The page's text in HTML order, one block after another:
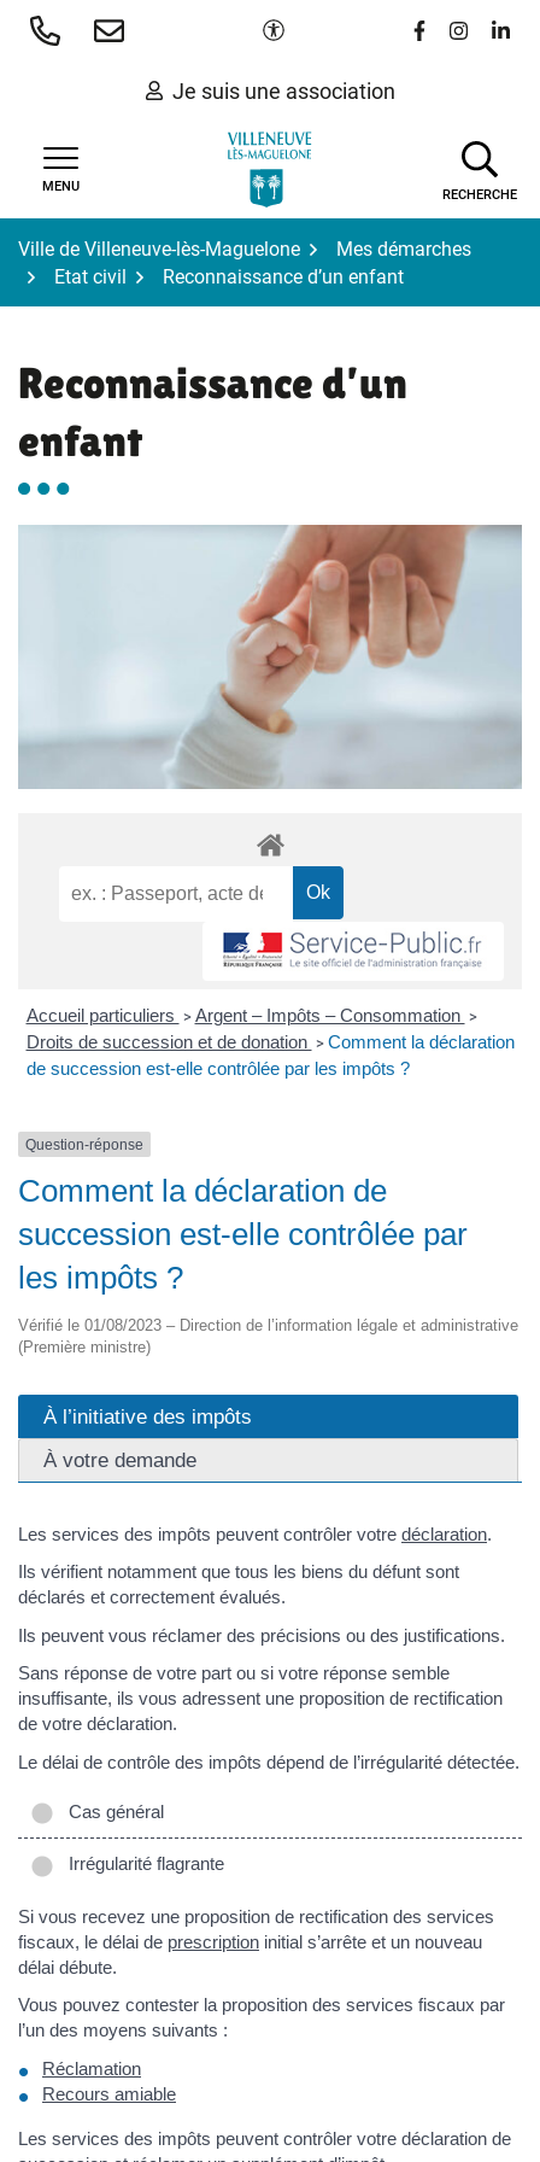
Aller
Paramètres d'accessibilité
Lien vers le
Lien vers
Lien
Je suis une association
MENU
RECHERCHE
Ville de Villeneuve-lès-Maguelone
Mes démarches
Etat civil
Reconnaissance d’un enfant
Reconnaissance d’un
enfant
Accueil particuliers > Argent – Impôts – Consommation >
Droits de succession et de donation > Comment la déclaration
de succession est-elle contrôlée par les impôts ?
Question-réponse
Comment la déclaration de
succession est-elle contrôlée par
les impôts ?
Vérifié le 01/08/2023 – Direction de l’information légale et administrative
(Première ministre)
À l’initiative des impôts
À votre demande
Les services des impôts peuvent contrôler votre déclaration.
Ils vérifient notamment que tous les biens du défunt sont
déclarés et correctement évalués.
Ils peuvent vous réclamer des précisions ou des justifications.
Sans réponse de votre part ou si votre réponse semble
insuffisante, ils vous adressent une proposition de rectification
de votre déclaration.
Le délai de contrôle des impôts dépend de l’irrégularité détectée.
Cas général
Irrégularité flagrante
Si vous recevez une proposition de rectification des services
fiscaux, le délai de prescription initial s’arrête et un nouveau
délai débute.
Vous pouvez contester la proposition des services fiscaux par
l’un des moyens suivants :
Réclamation
Recours amiable
Les services des impôts peuvent contrôler votre déclaration de